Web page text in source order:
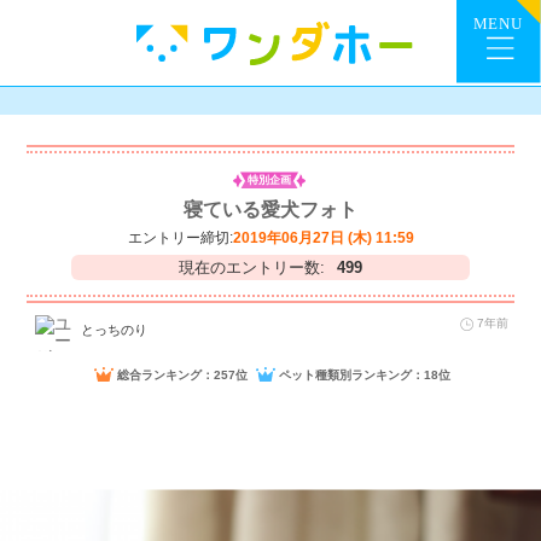
特別企画
寝ている愛犬フォト
エントリー締切:2019年06月27日 (木) 11:59
現在のエントリー数: 499
とっちのり 7年前
総合ランキング：257位 ペット種類別ランキング：18位